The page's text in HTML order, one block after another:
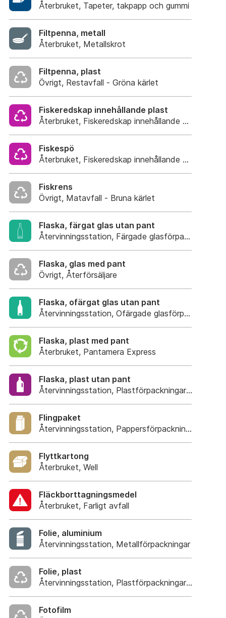
Återbruket, Tapeter, takpapp och gummi
Filtpenna, metall
Återbruket, Metallskrot
Filtpenna, plast
Övrigt, Restavfall - Gröna kärlet
Fiskeredskap innehållande plast
Återbruket, Fiskeredskap innehållande plast
Fiskespö
Återbruket, Fiskeredskap innehållande plast
Fiskrens
Övrigt, Matavfall - Bruna kärlet
Flaska, färgat glas utan pant
Återvinningsstation, Färgade glasförpackningar
Flaska, glas med pant
Övrigt, Återförsäljare
Flaska, ofärgat glas utan pant
Återvinningsstation, Ofärgade glasförpackning
Flaska, plast med pant
Återbruket, Pantamera Express
Flaska, plast utan pant
Återvinningsstation, Plastförpackningar. Eller
Flingpaket
Återvinningsstation, Pappersförpackningar. Eller
Flyttkartong
Återbruket, Well
Fläckborttagningsmedel
Återbruket, Farligt avfall
Folie, aluminium
Återvinningsstation, Metallförpackningar
Folie, plast
Återvinningsstation, Plastförpackningar. Eller
Fotofilm